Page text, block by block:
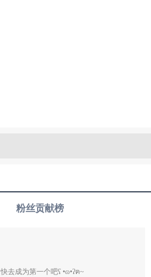
粉丝贡献榜
快去成为第一个吧ʕ •ɷ•ʔฅ~